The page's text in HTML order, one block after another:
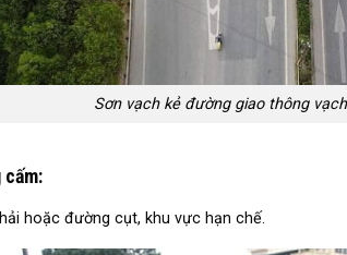
Sơn vạch kẻ đường giao thông
cấm:
hoặc đường cụt, khu vực hạn chế.